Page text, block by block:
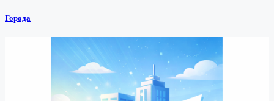
Города